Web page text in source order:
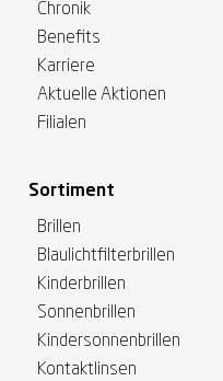
Chronik
Benefits
Karriere
Aktuelle Aktionen
Filialen
Sortiment
Brillen
Blaulichtfilterbrillen
Kinderbrillen
Sonnenbrillen
Kindersonnenbrillen
Kontaktlinsen